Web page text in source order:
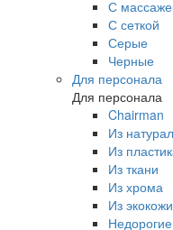
С
С сеткой
Серые
Черные
Для персонала
Для персонала
Chairman
Из
Из
Из ткани
Из хрома
Из экокожи
Недорогие